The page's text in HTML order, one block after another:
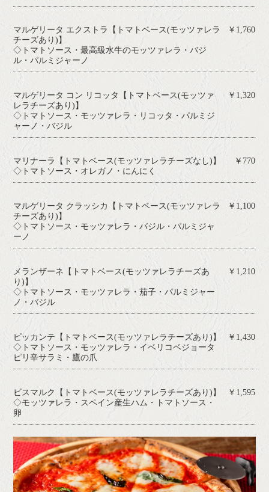
マルゲリータ エクストラ【トマトベース(モッツァレラ
チーズあり)】
◇トマトソース・最高級水牛のモッツァレラ・バジ
ル・パルミジャーノ
￥1,760
マルゲリータ コン リコッタ【トマトベース(モッツァ
レラチーズあり)】
◇トマトソース・モッツァレラ・リコッタ・パルミジ
ャーノ・バジル
￥1,320
マリナーラ【トマトベース(モッツァレラチーズなし)】
◇トマトソース・オレガノ・にんにく
￥770
マルゲリータ クラッシカ【トマトベース(モッツァレラ
チーズあり)】
◇トマトソース・モッツァレラ・バジル・パルミジャ
ーノ
￥1,100
メランザーネ【トマトベース(モッツァレラチーズあ
り)】
◇トマトソース・モッツァレラ・茄子・パルミジャー
ノ・バジル
￥1,210
ピッカンテ【トマトベース(モッツァレラチーズあり)】
◇トマトソース・モッツァレラ・イベリコベジョータ
ピリ辛サラミ・鷹の爪
￥1,430
ビスマルク【トマトベース(モッツァレラチーズあり)】
◇モッツァレラ・スペイン産生ハム・トマトソース・
卵
￥1,595